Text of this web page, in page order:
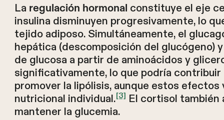
La regulación hormonal constituye el eje
insulina disminuyen progresivamente, lo
tejido adiposo. Simultáneamente, el
hepática (descomposición del glucógeno)
de glucosa a partir de aminoácidos y
significativamente, lo que podría contribuir
promover la lipólisis, aunque estos
nutricional individual.[3] El cortisol también
mantener la glucemia.